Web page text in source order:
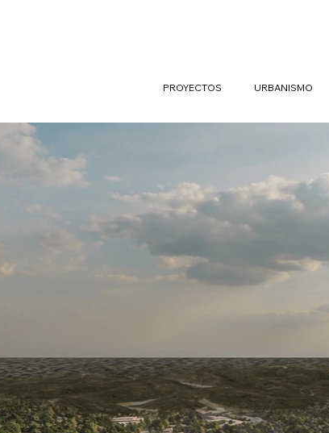
PROYECTOS URBANISMO